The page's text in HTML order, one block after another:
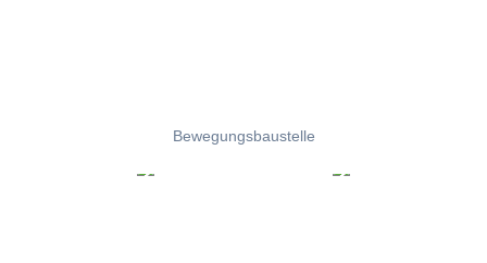
Bewegungsbaustelle